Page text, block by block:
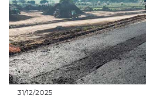
31/12/2025